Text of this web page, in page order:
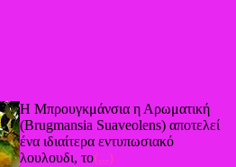
Η Μπρουγκμάνσια η Αρωματική
(Brugmansia Suaveolens) αποτελεί
ένα ιδιαίτερα εντυπωσιακό
λουλουδι, το(...)